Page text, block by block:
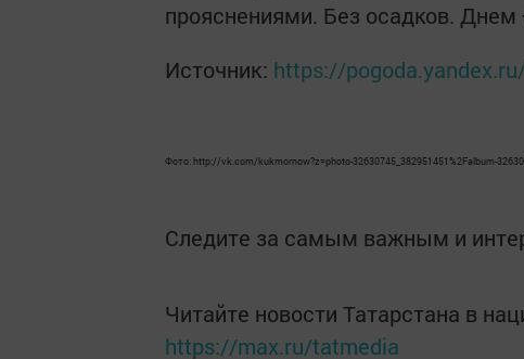
прояснениями. Без осадков. Днем
Источник: https://
Фото: http://vk.com/kukmornow?z=photo-32630745_382951451%2Falbum-
Следите за самым важным и
Читайте новости Татарстана в
https://max.ru/tatmedia